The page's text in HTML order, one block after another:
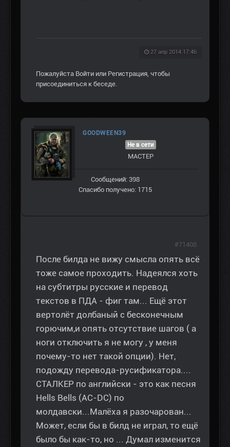
27 апр 2014 17:46
Пожалуйста Войти или Регистрация , чтобы
присоединиться к беседе.
GOODWEEN39
Не в сети
МАСТЕР
Сообщений: 398
Спасибо получено: 1715
После билда не вижу смысла опять всё
тоже самое проходить. Надеялся хоть
на субтитры русские и перевод
текстов в ПДА - фиг там... Ещё этот
вертолёт долбаный с бесконечным
горючим,и опять отсутствие шагов ( а
ноги отключить я не могу , у меня
почему-то нет такой опции). Нет,
подожду перевода-русификатора....
СТАЛКЕР по английски - это как песня
Hells Bells (AC-DC) по
молдавски...Малёха я разочарован...
Может, если бы в билд не играл, то ещё
было бы как-то, но ... Думал изменится
#71408